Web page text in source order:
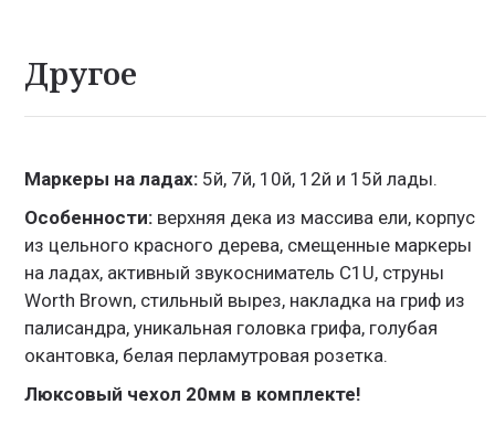
Другое
Маркеры на ладах: 5й, 7й, 10й, 12й и 15й лады.
Особенности: верхняя дека из массива ели, корпус
из цельного красного дерева, смещенные маркеры
на ладах, активный звукосниматель C1U, струны
Worth Brown, стильный вырез, накладка на гриф из
палисандра, уникальная головка грифа, голубая
окантовка, белая перламутровая розетка.
Люксовый чехол 20мм в комплекте!